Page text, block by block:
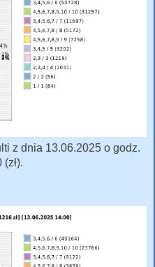
z dnia 13.06.2025 o godz.
(zł).